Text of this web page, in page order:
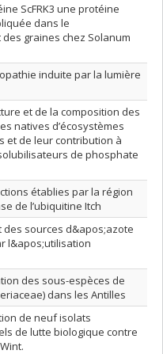
ScFRK3 une protéine
dans le
graines chez Solanum
induite par la lumière
et de la composition des
natives d’écosystèmes
et de leur contribution à
de phosphate
établies par la région
de l’ubiquitine Itch
des sources d&apos;azote
l&apos;utilisation
des sous-espèces de
dans les Antilles
de neuf isolats
de lutte biologique contre